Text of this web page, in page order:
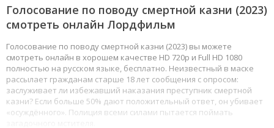
Голосование по поводу смертной казни (2023)
смотреть онлайн Лордфильм
Голосование по поводу смертной казни (2023) вы можете
смотреть онлайн в хорошем качестве HD 720p и Full HD 1080
полностью на русском языке, бесплатно. Неизвестный в маске
рассылает гражданам старше 18 лет сообщения с опросом:
заслуживает ли избежавший наказания преступник смертной
казни? Если больше 50% дают положительный ответ, он убивает
«осуждённого». Полиция всеми силами пытается поймать